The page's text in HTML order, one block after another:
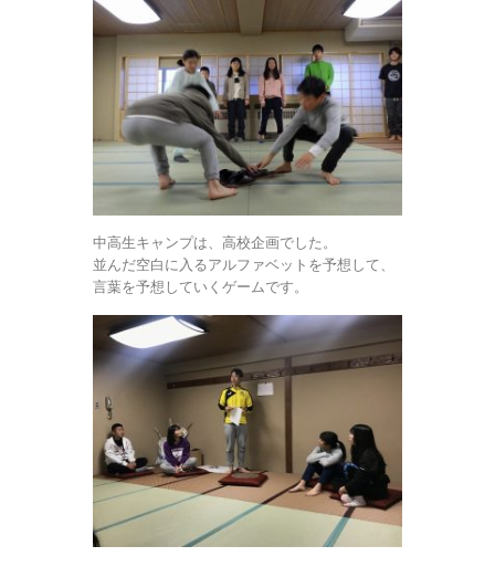
中高生キャンプは、高校企画でした。
並んだ空白に入るアルファベットを予想して、
言葉を予想していくゲームです。